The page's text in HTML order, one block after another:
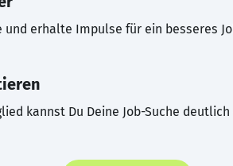
und erhalte Impulse für ein besseres
kannst Du Deine Job-Suche